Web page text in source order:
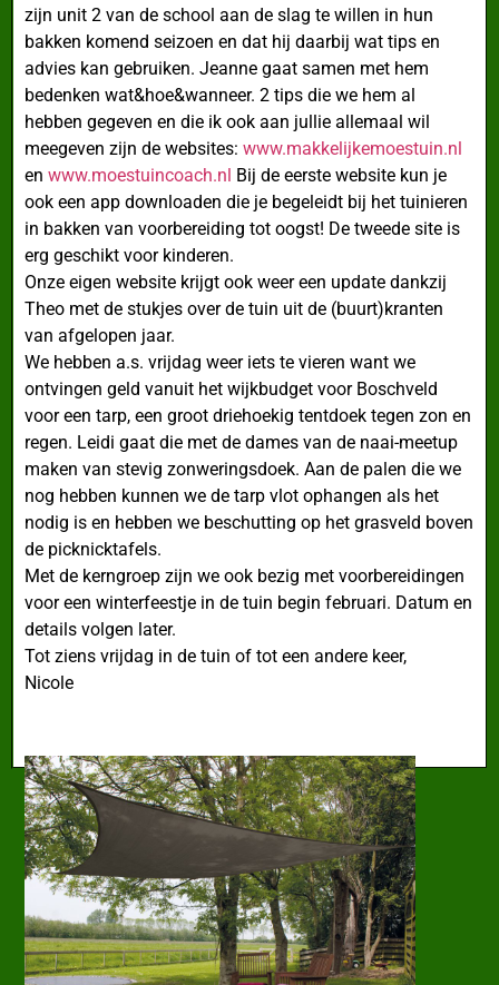
zijn unit 2 van de school aan de slag te willen in hun
bakken komend seizoen en dat hij daarbij wat tips en
advies kan gebruiken. Jeanne gaat samen met hem
bedenken wat&hoe&wanneer. 2 tips die we hem al
hebben gegeven en die ik ook aan jullie allemaal wil
meegeven zijn de websites: www.makkelijkemoestuin.nl
en www.moestuincoach.nl Bij de eerste website kun je
ook een app downloaden die je begeleidt bij het tuinieren
in bakken van voorbereiding tot oogst! De tweede site is
erg geschikt voor kinderen.
Onze eigen website krijgt ook weer een update dankzij
Theo met de stukjes over de tuin uit de (buurt)kranten
van afgelopen jaar.
We hebben a.s. vrijdag weer iets te vieren want we
ontvingen geld vanuit het wijkbudget voor Boschveld
voor een tarp, een groot driehoekig tentdoek tegen zon en
regen. Leidi gaat die met de dames van de naai-meetup
maken van stevig zonweringsdoek. Aan de palen die we
nog hebben kunnen we de tarp vlot ophangen als het
nodig is en hebben we beschutting op het grasveld boven
de picknicktafels.
Met de kerngroep zijn we ook bezig met voorbereidingen
voor een winterfeestje in de tuin begin februari. Datum en
details volgen later.
Tot ziens vrijdag in de tuin of tot een andere keer,
Nicole